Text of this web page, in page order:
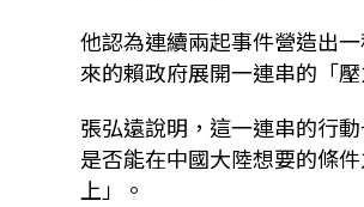
他認為連續兩起事件營造出
來的賴政府展開一連串的「
張弘遠說明，這一連串的行
是否能在中國大陸想要的條
上」。